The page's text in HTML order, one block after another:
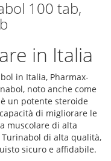
100 tab,
in Italia
in Italia, Pharmax-
noto anche come
un potente steroide
di migliorare le
muscolare di alta
di alta qualità,
sicuro e affidabile.